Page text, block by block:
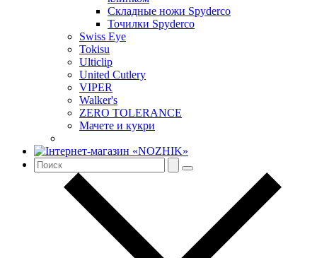
Складные ножи Spyderco
Точилки Spyderco
Swiss Eye
Tokisu
Ulticlip
United Cutlery
VIPER
Walker's
ZERO TOLERANCE
Мачете и кукри